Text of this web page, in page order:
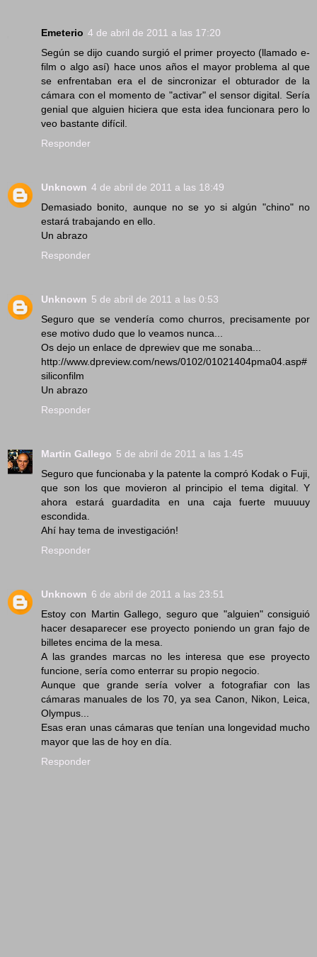
Emeterio 4 de abril de 2011 a las 17:20
Según se dijo cuando surgió el primer proyecto (llamado e-
film o algo así) hace unos años el mayor problema al que
se enfrentaban era el de sincronizar el obturador de la
cámara con el momento de "activar" el sensor digital. Sería
genial que alguien hiciera que esta idea funcionara pero lo
veo bastante difícil.
Responder
Unknown 4 de abril de 2011 a las 18:49
Demasiado bonito, aunque no se yo si algún "chino" no
estará trabajando en ello.
Un abrazo
Responder
Unknown 5 de abril de 2011 a las 0:53
Seguro que se vendería como churros, precisamente por
ese motivo dudo que lo veamos nunca...
Os dejo un enlace de dprewiev que me sonaba...
http://www.dpreview.com/news/0102/01021404pma04.asp#
siliconfilm
Un abrazo
Responder
Martin Gallego 5 de abril de 2011 a las 1:45
Seguro que funcionaba y la patente la compró Kodak o Fuji,
que son los que movieron al principio el tema digital. Y
ahora estará guardadita en una caja fuerte muuuuy
escondida.
Ahí hay tema de investigación!
Responder
Unknown 6 de abril de 2011 a las 23:51
Estoy con Martin Gallego, seguro que "alguien" consiguió
hacer desaparecer ese proyecto poniendo un gran fajo de
billetes encima de la mesa.
A las grandes marcas no les interesa que ese proyecto
funcione, sería como enterrar su propio negocio.
Aunque que grande sería volver a fotografiar con las
cámaras manuales de los 70, ya sea Canon, Nikon, Leica,
Olympus...
Esas eran unas cámaras que tenían una longevidad mucho
mayor que las de hoy en día.
Responder